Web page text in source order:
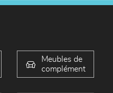
Meubles de
complément